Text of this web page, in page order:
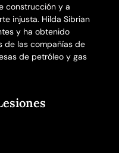
construcción y a
injusta. Hilda Sibrian
y ha obtenido
de las compañías de
de petróleo y gas